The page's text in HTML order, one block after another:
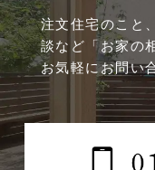
2024年12月
2024年11月
2024年10月
2024年9月
注文住宅のこと
談など 「お家
お気軽にお問い